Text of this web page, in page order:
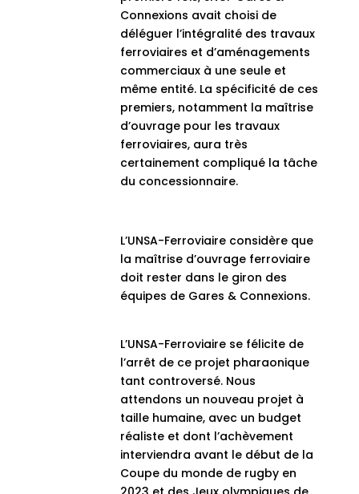
Connexions avait choisi de
déléguer l’intégralité des travaux
ferroviaires et d’aménagements
commerciaux à une seule et
même entité. La spécificité de ces
premiers, notamment la maîtrise
d’ouvrage pour les travaux
ferroviaires, aura très
certainement compliqué la tâche
du concessionnaire.
L’UNSA-Ferroviaire considère que
la maîtrise d’ouvrage ferroviaire
doit rester dans le giron des
équipes de Gares & Connexions.
L’UNSA-Ferroviaire se félicite de
l’arrêt de ce projet pharaonique
tant controversé. Nous
attendons un nouveau projet à
taille humaine, avec un budget
réaliste et dont l’achèvement
interviendra avant le début de la
Coupe du monde de rugby en